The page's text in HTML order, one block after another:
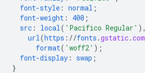
font-style : normal ;
font-weight : 400 ;
src : local ( 'Pacifico Regular' ),
url (https ://fonts .gstatic.com
format( 'woff2' );
font-display : swap ;
}